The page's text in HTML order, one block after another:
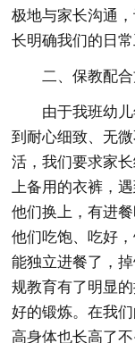
极地与家长沟通
长明确我们的日
二、保教配合
由于我班幼
到耐心细致、无
活，我们要求家
上备用的衣裤，
他们换上，有进
他们吃饱、吃好
能独立进餐了，
规教育有了明显
好的锻炼。在我
高身体也长高了不